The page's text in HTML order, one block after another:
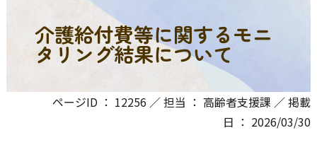
介護給付費等に関するモニ
タリング結果について
ページID ： 12256 ／ 担当 ： 高齢者支援課 ／ 掲載
日 ： 2026/03/30